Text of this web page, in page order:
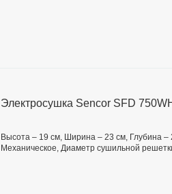
Электросушка Sencor SFD
Высота – 19 см, Ширина – 23 см, Глубина
Механическое, Диаметр сушильной